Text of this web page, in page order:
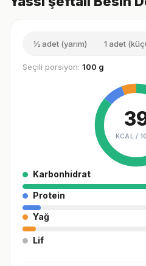
½ adet (yarım) 1 adet
Seçili porsiyon: 100 g
KCAL /
Karbonhidrat
Protein
Yağ
Lif